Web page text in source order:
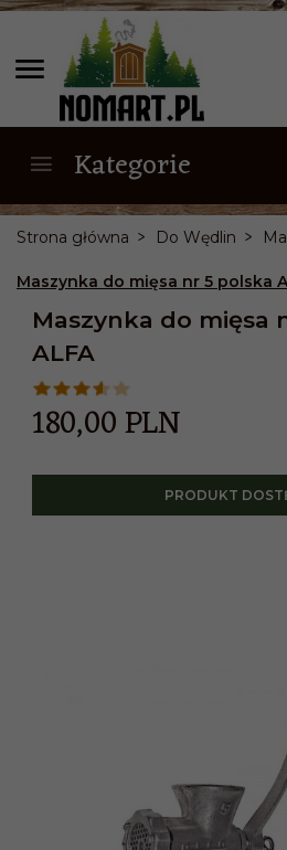
Kategorie
Strona główna Do Wędlin
Maszynka do mięsa nr 5 polska
Maszynka do mięsa
ALFA
180,00PLN
PRODUKT